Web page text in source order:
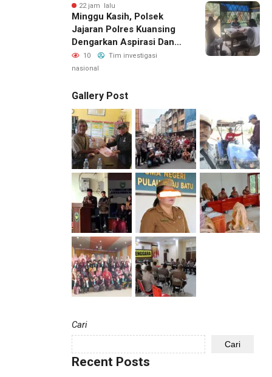
Sekaligus Doa Syukuran
Menempati Rumah Baru
22 jam lalu
Minggu Kasih, Polsek
Jajaran Polres Kuansing
Dengarkan Aspirasi Dan
Keluhan Masyarakat
10
Tim investigasi
nasional
Gallery Post
Cari
Cari
Recent Posts